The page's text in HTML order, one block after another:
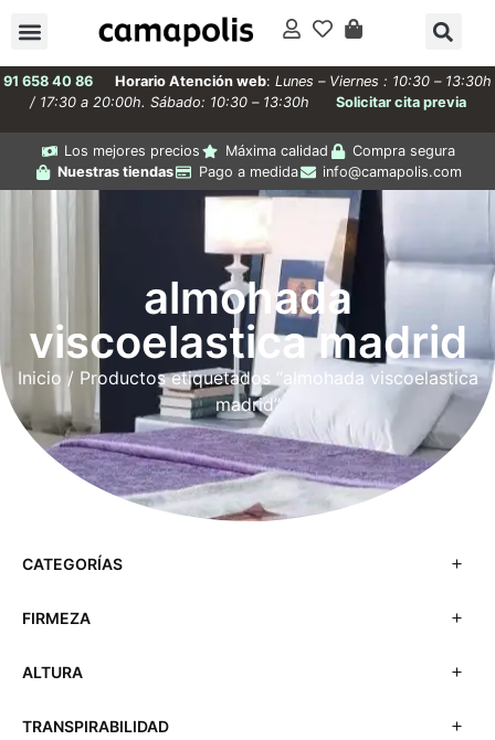
91 658 40 86 Horario Atención web: Lunes – Viernes : 10:30 – 13:30h
/ 17:30 a 20:00h. Sábado: 10:30 – 13:30h
Solicitar cita previa
Los mejores precios Máxima calidad
Compra segura
Nuestras tiendas
Pago a medida info@camapolis.com
almohada
viscoelastica madrid
Inicio / Productos etiquetados “almohada viscoelastica
madrid”
CATEGORÍAS
FIRMEZA
ALTURA
TRANSPIRABILIDAD